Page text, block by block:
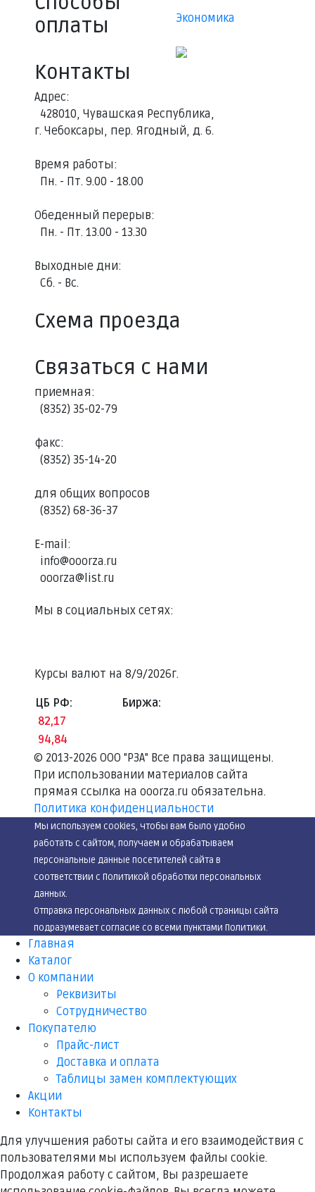
оплаты
Экономика
Контакты
Адрес:
428010, Чувашская Республика,
г. Чебоксары, пер. Ягодный, д. 6.
Время работы:
Пн. - Пт. 9.00 - 18.00
Обеденный перерыв:
Пн. - Пт. 13.00 - 13.30
Выходные дни:
Сб. - Вс.
Схема проезда
Связаться с нами
приемная:
(8352) 35-02-79
факс:
(8352) 35-14-20
для общих вопросов
(8352) 68-36-37
E-mail:
info@ooorza.ru
ooorza@list.ru
Мы в социальных сетях:
Курсы валют на 8/9/2026г.
ЦБ РФ:
Биржа:
82,17
94,84
© 2013-2026 ООО "РЗА" Все права защищены.
При использовании материалов сайта
прямая ссылка на ooorza.ru обязательна.
Политика конфиденциальности
Мы используем cookies, чтобы вам было удобно
работать с сайтом, получаем и обрабатываем
персональные данные посетителей сайта в
соответствии с Политикой обработки персональных
данных.
Отправка персональных данных с любой страницы сайта
подразумевает согласие со всеми пунктами Политики.
Главная
Каталог
О компании
Реквизиты
Cотрудничество
Покупателю
Прайс-лист
Доставка и оплата
Таблицы замен комплектующих
Акции
Контакты
Для улучшения работы сайта и его взаимодействия с
пользователями мы используем файлы cookie.
Продолжая работу с сайтом, Вы разрешаете